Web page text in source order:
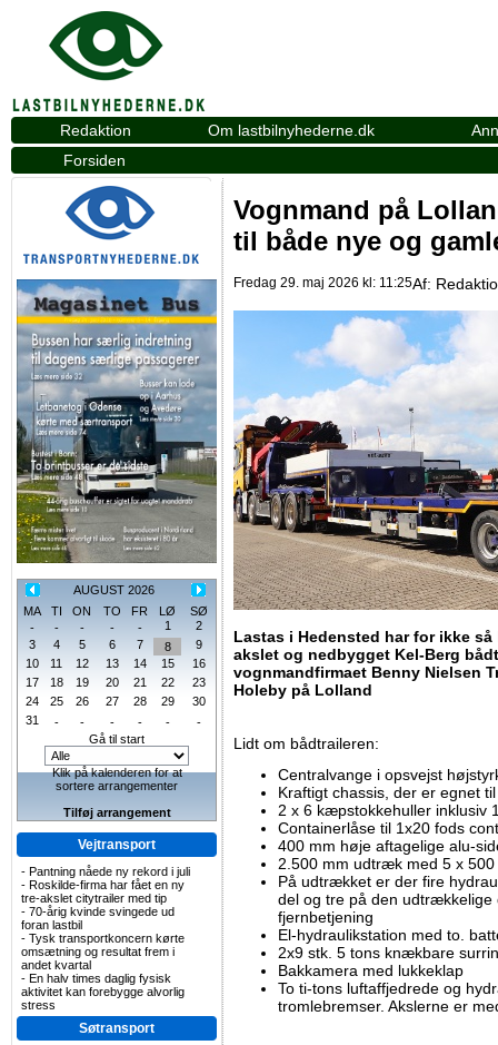
Redaktion Om lastbilnyhederne.dk
Forsiden
AUGUST 2026
MA
TI ON TO FR LØ
SØ
-
- - - - 1
2
3
4 5 6 7 8
9
10
11 12 13 14 15
16
17
18 19 20 21 22
23
24
25 26 27 28 29
30
31
- - - - -
-
Gå til start
Klik på kalenderen for at
sortere arrangementer
Tilføj arrangement
Vejtransport
- Pantning nåede ny rekord i juli
- Roskilde-firma har fået en ny
tre-akslet citytrailer med tip
- 70-årig kvinde svingede ud
foran lastbil
- Tysk transportkoncern kørte
omsætning og resultat frem i
andet kvartal
- En halv times daglig fysisk
aktivitet kan forebygge alvorlig
stress
Søtransport
Vognmand på
til både nye og
Fredag 29. maj 2026 kl: 11:25Af:
Lastas i Hedensted har for ikke
akslet og nedbygget Kel-Berg
vognmandfirmaet Benny Nielsen
Holeby på Lolland
Lidt om bådtraileren:
Centralvange i opsvejst
Kraftigt chassis, der er egnet
2 x 6 kæpstokkehuller inklusiv
Containerlåse til 1x20 fods
400 mm høje aftagelige alu-
2.500 mm udtræk med 5 x 500
På udtrækket er der fire
del og tre på den udtrækkelige
fjernbetjening
El-hydraulikstation med to.
2x9 stk. 5 tons knækbare
Bakkamera med lukkeklap
To ti-tons luftaffjedrede og
tromlebremser. Akslerne er